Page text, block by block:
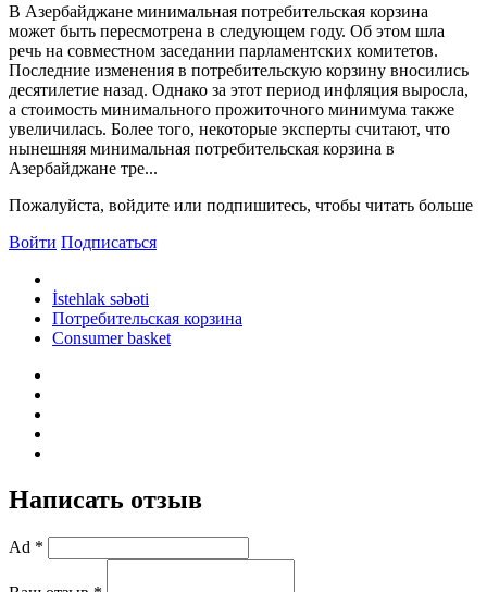
В Азербайджане минимальная потребительская корзина
может быть пересмотрена в следующем году. Об этом шла
речь на совместном заседании парламентских комитетов.
Последние изменения в потребительскую корзину вносились
десятилетие назад. Однако за этот период инфляция выросла,
а стоимость минимального прожиточного минимума также
увеличилась. Более того, некоторые эксперты считают, что
нынешняя минимальная потребительская корзина в
Азербайджане тре...
Пожалуйста, войдите или подпишитесь, чтобы читать больше
Войти Подписаться
İstehlak səbəti
Потребительская корзина
Consumer basket
Написать отзыв
Ad *